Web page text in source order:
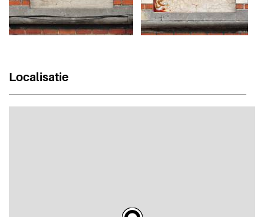
Localisatie